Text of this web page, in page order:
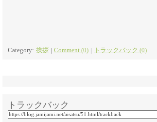
Category: 挨拶 | Comment (0) | トラックバック (0)
トラックバック